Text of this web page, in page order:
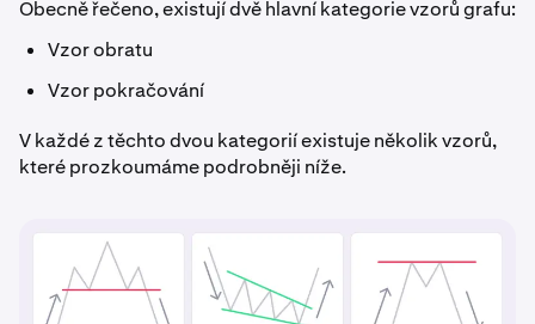
Obecně řečeno, existují dvě hlavní kategorie vzorů grafu:
Vzor obratu
Vzor pokračování
V každé z těchto dvou kategorií existuje několik vzorů,
které prozkoumáme podrobněji níže.